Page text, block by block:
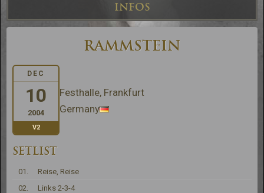
INFOS
RAMMSTEIN
DEC
10
2004
V2
Festhalle, Frankfurt
Germany
SETLIST
01.
Reise, Reise
02.
Links 2-3-4